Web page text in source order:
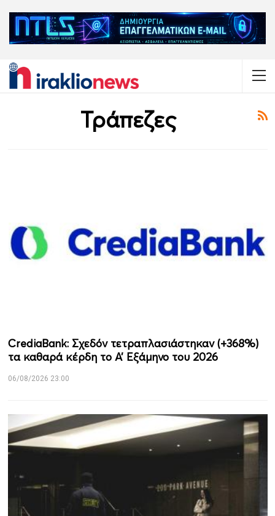
Τράπεζες
CrediaBank: Σχεδόν τετραπλασιάστηκαν (+368%)
τα καθαρά κέρδη το Α’ Εξάμηνο του 2026
06/08/2026 23:00